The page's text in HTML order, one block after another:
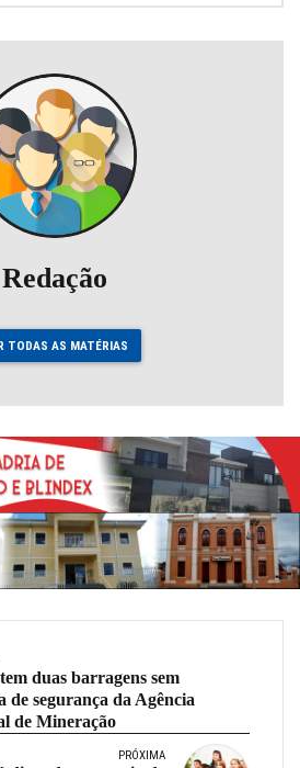
Redação
TODAS AS MATÉRIAS
duas barragens sem
de segurança da Agência
de Mineração
PRÓXIMA